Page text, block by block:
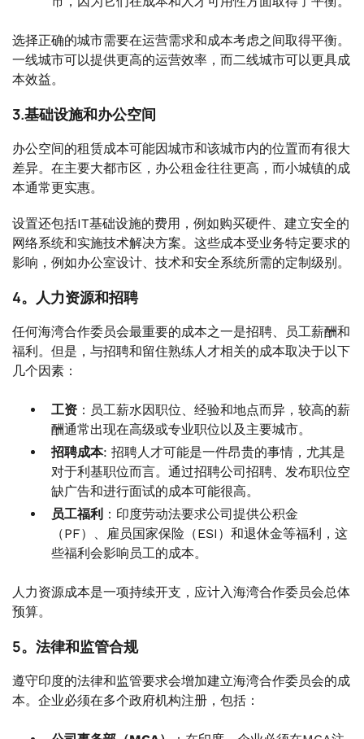
选择正确的城市需要在运营需求和成本考虑之间取得平衡。
一线城市可以提供更高的运营效率，而二线城市可以更具成
本效益。
3.基础设施和办公空间
办公空间的租赁成本可能因城市和该城市内的位置而有很大
差异。在主要大都市区，办公租金往往更高，而小城镇的成
本通常更实惠。
设置还包括IT基础设施的费用，例如购买硬件、建立安全的
网络系统和实施技术解决方案。这些成本受业务特定要求的
影响，例如办公室设计、技术和安全系统所需的定制级别。
4。人力资源和招聘
任何海湾合作委员会最重要的成本之一是招聘、员工薪酬和
福利。但是，与招聘和留住熟练人才相关的成本取决于以下
几个因素：
工资 ：员工薪水因职位、经验和地点而异，较高的薪
酬通常出现在高级或专业职位以及主要城市。
招聘成本: 招聘人才可能是一件昂贵的事情，尤其是
对于利基职位而言。通过招聘公司招聘、发布职位空
缺广告和进行面试的成本可能很高。
员工福利 ：印度劳动法要求公司提供公积金
（PF）、雇员国家保险（ESI）和退休金等福利，这
些福利会影响员工的成本。
人力资源成本是一项持续开支，应计入海湾合作委员会总体
预算。
5。法律和监管合规
遵守印度的法律和监管要求会增加建立海湾合作委员会的成
本。企业必须在多个政府机构注册，包括：